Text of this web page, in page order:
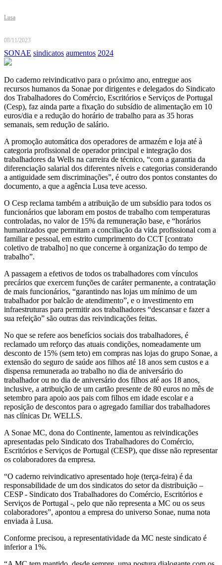
Lusa
08/11/2023
SONAE sindicatos aumentos 2024
Do caderno reivindicativo para o próximo ano, entregue aos
recursos humanos da Sonae por dirigentes e delegados do Sindicato
dos Trabalhadores do Comércio, Escritórios e Serviços de Portugal
(Cesp), faz ainda parte a fixação do subsídio de alimentação em 10
euros/dia e a redução do horário de trabalho para as 35 horas
semanais, sem redução de salário.
A promoção automática dos operadores de armazém e loja até à
categoria profissional de operador principal e integração dos
trabalhadores da Wells na carreira de técnico, “com a garantia da
diferenciação salarial dos diferentes níveis e categorias considerando
a antiguidade sem discriminações”, é outro dos pontos constantes do
documento, a que a agência Lusa teve acesso.
O Cesp reclama também a atribuição de um subsídio para todos os
funcionários que laboram em postos de trabalho com temperaturas
controladas, no valor de 15% da remuneração base, e “horários
humanizados que permitam a conciliação da vida profissional com a
familiar e pessoal, em estrito cumprimento do CCT [contrato
coletivo de trabalho] no que concerne à organização do tempo de
trabalho”.
A passagem a efetivos de todos os trabalhadores com vínculos
precários que exercem funções de caráter permanente, a contratação
de mais funcionários, “garantindo nas lojas um mínimo de um
trabalhador por balcão de atendimento”, e o investimento em
infraestruturas para permitir aos trabalhadores “descansar e fazer a
sua refeição” são outras das reivindicações feitas.
No que se refere aos benefícios sociais dos trabalhadores, é
reclamado um reforço das atuais condições, nomeadamente um
desconto de 15% (sem teto) em compras nas lojas do grupo Sonae, a
extensão do seguro de saúde aos filhos até 18 anos sem custos e a
dispensa remunerada ao trabalho no dia de aniversário do
trabalhador ou no dia de aniversário dos filhos até aos 18 anos,
inclusive, a atribuição de um cartão presente de 80 euros no mês de
setembro para apoio aos pais com filhos em idade escolar e a
reposição de descontos para o agregado familiar dos trabalhadores
nas clínicas Dr. WELLS.
A Sonae MC, dona do Continente, lamentou as reivindicações
apresentadas pelo Sindicato dos Trabalhadores do Comércio,
Escritórios e Serviços de Portugal (CESP), que disse não representar
os colaboradores da empresa.
“O caderno reivindicativo apresentado hoje (terça-feira) é da
responsabilidade de um dos sindicatos do setor da distribuição –
CESP - Sindicato dos Trabalhadores do Comércio, Escritórios e
Serviços de Portugal -, pelo que não representa a MC ou os seus
colaboradores”, apontou a empresa do universo Sonae, numa nota
enviada à Lusa.
Conforme precisou, a representatividade da MC neste sindicato é
inferior a 1%.